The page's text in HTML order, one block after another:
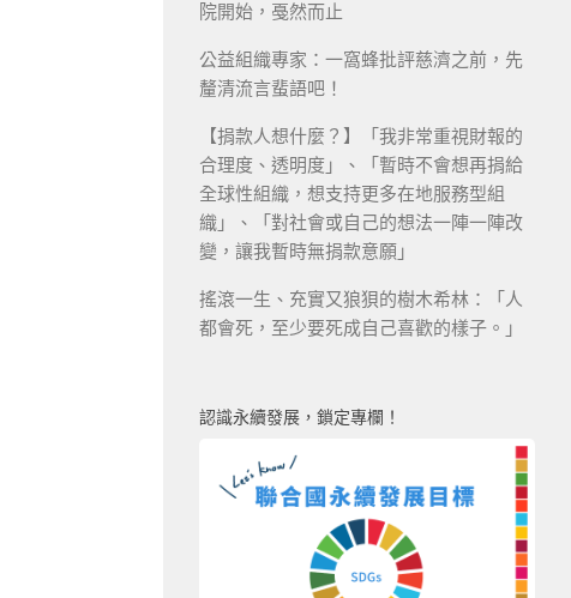
院開始，戞然而止
公益組織專家：一窩蜂批評慈濟之前，先
釐清流言蜚語吧！
【捐款人想什麼？】「我非常重視財報的
合理度、透明度」、「暫時不會想再捐給
全球性組織，想支持更多在地服務型組
織」、「對社會或自己的想法一陣一陣改
變，讓我暫時無捐款意願」
搖滾一生、充實又狼狽的樹木希林：「人
都會死，至少要死成自己喜歡的樣子。」
認識永續發展，鎖定專欄！